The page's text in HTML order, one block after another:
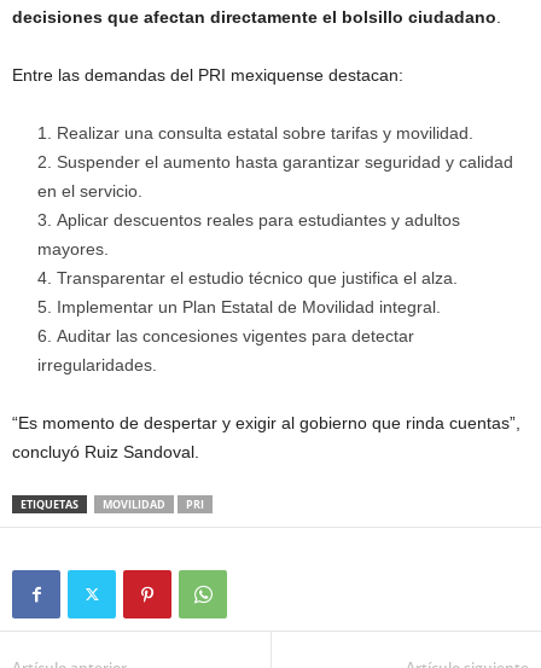
decisiones que afectan directamente el bolsillo ciudadano
Entre las demandas del PRI mexiquense destacan:
Realizar una consulta estatal sobre tarifas y movilidad.
Suspender el aumento hasta garantizar seguridad y calidad
en el servicio.
Aplicar descuentos reales para estudiantes y adultos
mayores.
Transparentar el estudio técnico que justifica el alza.
Implementar un Plan Estatal de Movilidad integral.
Auditar las concesiones vigentes para detectar
irregularidades.
“Es momento de despertar y exigir al gobierno que rinda cuentas”,
concluyó Ruiz Sandoval.
ETIQUETAS MOVILIDAD PRI